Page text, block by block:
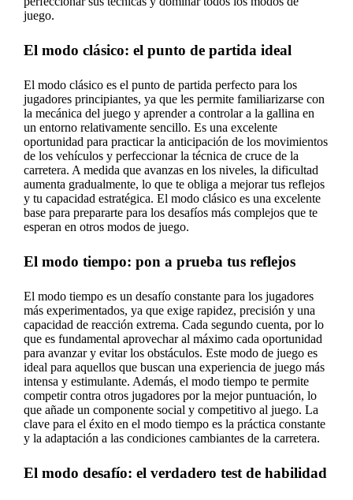
juego.
El modo clásico: el punto de partida ideal
El modo clásico es el punto de partida perfecto para los
jugadores principiantes, ya que les permite familiarizarse con
la mecánica del juego y aprender a controlar a la gallina en
un entorno relativamente sencillo. Es una excelente
oportunidad para practicar la anticipación de los movimientos
de los vehículos y perfeccionar la técnica de cruce de la
carretera. A medida que avanzas en los niveles, la dificultad
aumenta gradualmente, lo que te obliga a mejorar tus reflejos
y tu capacidad estratégica. El modo clásico es una excelente
base para prepararte para los desafíos más complejos que te
esperan en otros modos de juego.
El modo tiempo: pon a prueba tus reflejos
El modo tiempo es un desafío constante para los jugadores
más experimentados, ya que exige rapidez, precisión y una
capacidad de reacción extrema. Cada segundo cuenta, por lo
que es fundamental aprovechar al máximo cada oportunidad
para avanzar y evitar los obstáculos. Este modo de juego es
ideal para aquellos que buscan una experiencia de juego más
intensa y estimulante. Además, el modo tiempo te permite
competir contra otros jugadores por la mejor puntuación, lo
que añade un componente social y competitivo al juego. La
clave para el éxito en el modo tiempo es la práctica constante
y la adaptación a las condiciones cambiantes de la carretera.
El modo desafío: el verdadero test de habilidad